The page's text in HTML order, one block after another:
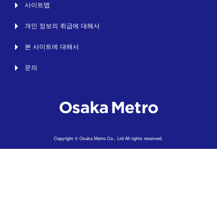
사이트맵
개인 정보의 취급에 대해서
본 사이트에 대해서
문의
Copyright © Osaka Metro Co., Ltd All rights reserved.